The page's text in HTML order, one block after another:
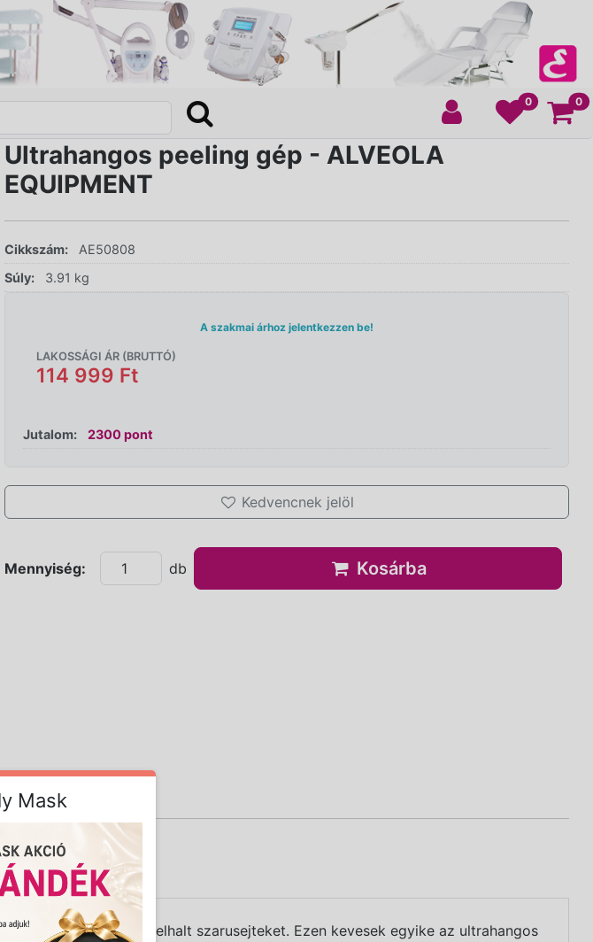
0 0
Ultrahangos peeling gép - ALVEOLA
EQUIPMENT
Cikkszám:
AE50808
Súly:
3.91 kg
A szakmai árhoz jelentkezzen be!
LAKOSSÁGI ÁR (BRUTTÓ)
114 999 Ft
Jutalom: 2300 pont
Kedvencnek jelöl
Mennyiség: db Kosárba
távolítja el az elhalt szarusejteket. Ezen kevesek egyike az ultrahangos
Mask